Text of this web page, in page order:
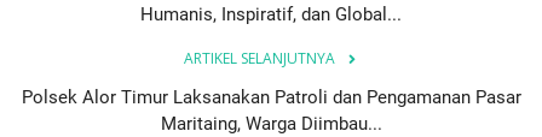
Humanis, Inspiratif, dan Global...
ARTIKEL SELANJUTNYA
Polsek Alor Timur Laksanakan Patroli dan Pengamanan Pasar
Maritaing, Warga Diimbau...